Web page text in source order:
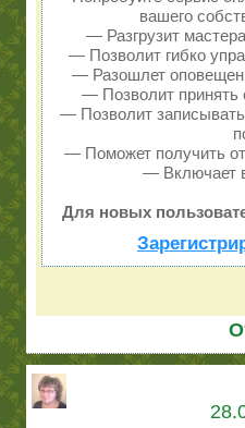
вашего
— Разгрузит
— Позволит гибко
— Разошлет
— Позволит принять
— Позволит
— Поможет получить
— Включает
Для новых